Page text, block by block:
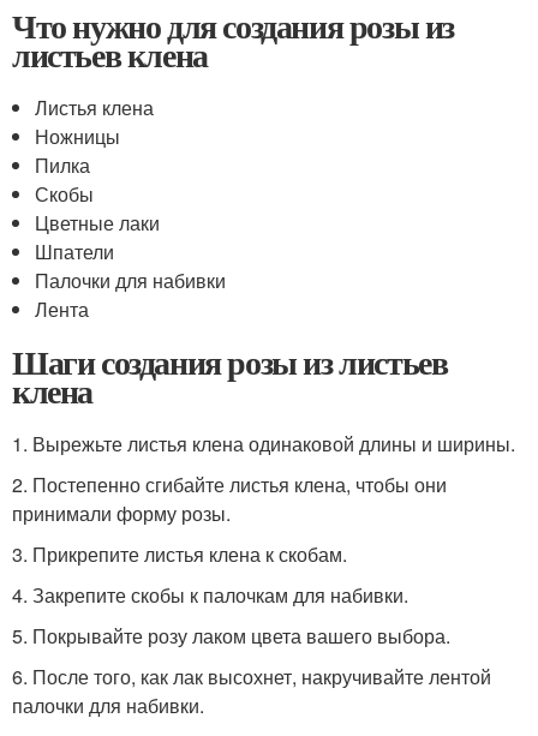
Что нужно для создания розы из
листьев клена
Листья клена
Ножницы
Пилка
Скобы
Цветные лаки
Шпатели
Палочки для набивки
Лента
Шаги создания розы из листьев
клена
1. Вырежьте листья клена одинаковой длины и ширины.
2. Постепенно сгибайте листья клена, чтобы они
принимали форму розы.
3. Прикрепите листья клена к скобам.
4. Закрепите скобы к палочкам для набивки.
5. Покрывайте розу лаком цвета вашего выбора.
6. После того, как лак высохнет, накручивайте лентой
палочки для набивки.